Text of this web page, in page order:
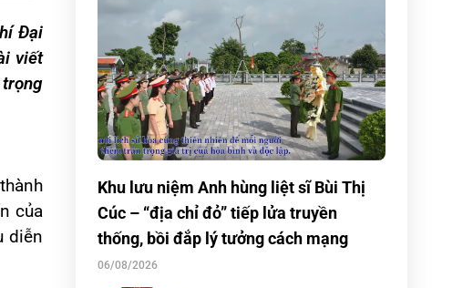
Đại
viết
của
diễn
Khu lưu niệm Anh hùng liệt sĩ Bùi Thị
Cúc – “địa chỉ đỏ” tiếp lửa truyền
thống, bồi đắp lý tưởng cách mạng
06/08/2026